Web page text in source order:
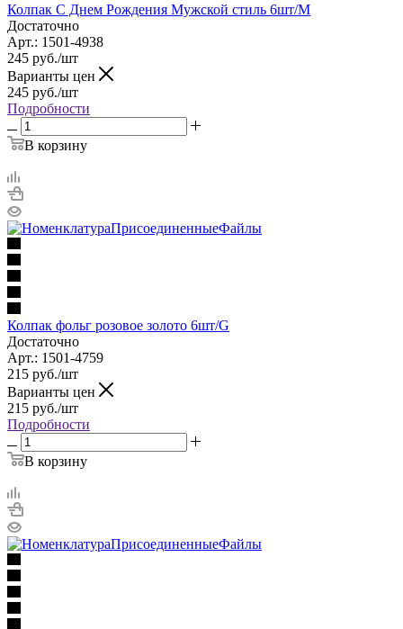
Колпак С Днем Рождения Мужской стиль 6шт/М
Достаточно
Арт.: 1501-4938
245 руб./шт
Варианты цен
245 руб./шт
Подробности
В корзину
Колпак фольг розовое золото 6шт/G
Достаточно
Арт.: 1501-4759
215 руб./шт
Варианты цен
215 руб./шт
Подробности
В корзину